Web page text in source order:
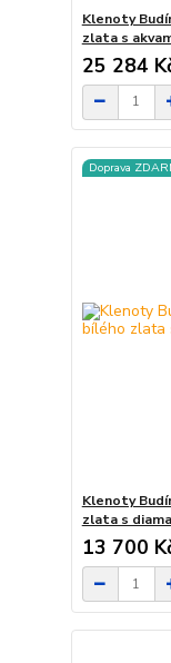
Klenoty
zlata s
25 284
Doprava
Klenoty
zlata s
13 700